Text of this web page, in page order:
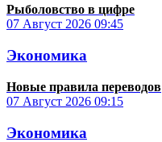
Рыболовство в цифре
07 Август 2026 09:45
Экономика
Новые правила переводов
07 Август 2026 09:15
Экономика